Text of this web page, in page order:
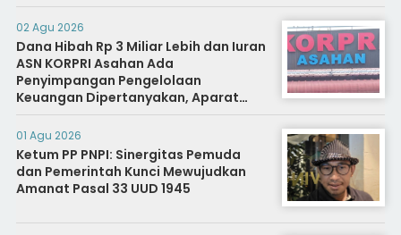
02 Agu 2026
Dana Hibah Rp 3 Miliar Lebih dan Iuran
ASN KORPRI Asahan Ada
Penyimpangan Pengelolaan
Keuangan Dipertanyakan, Aparat
Diminta Segera Usut
01 Agu 2026
Ketum PP PNPI: Sinergitas Pemuda
dan Pemerintah Kunci Mewujudkan
Amanat Pasal 33 UUD 1945